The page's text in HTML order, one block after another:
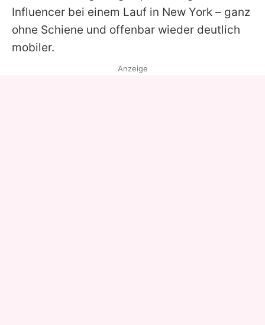
Influencer bei einem Lauf in New York – ganz
ohne Schiene und offenbar wieder deutlich
mobiler.
Anzeige